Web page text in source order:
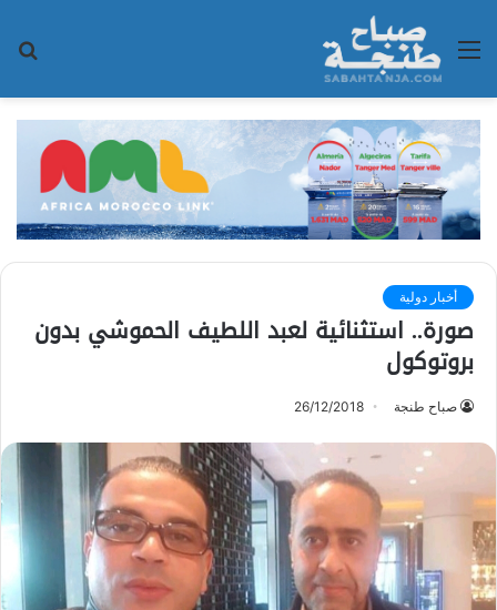
القائمة
أخبار دولية
صورة.. استثنائية لعبد اللطيف الحموشي بدون
بروتوكول
صباح طنجة 26/12/2018